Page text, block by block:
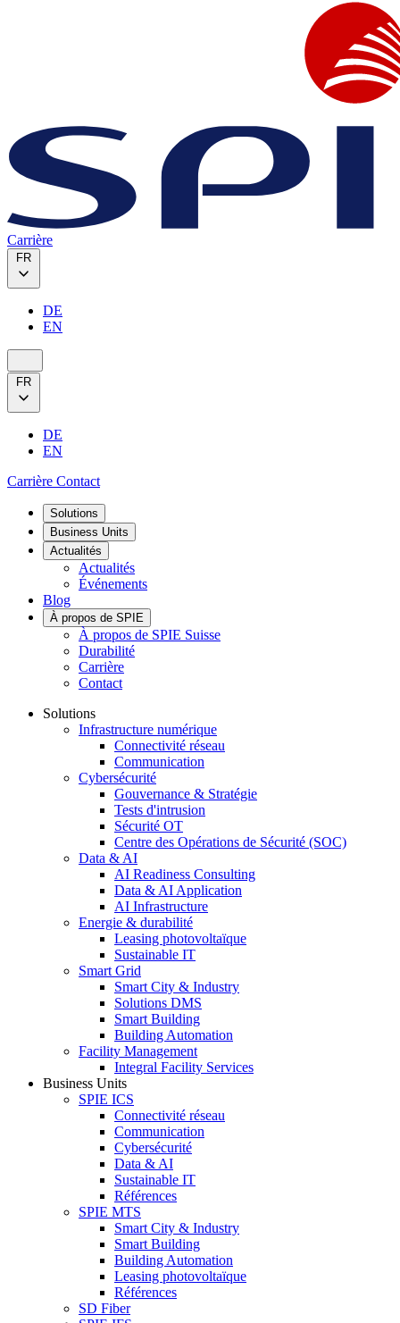
Carrière
FR
DE
EN
FR
DE
EN
Carrière Contact
Solutions
Business Units
Actualités
Actualités
Événements
Blog
À propos de SPIE
À propos de SPIE Suisse
Durabilité
Carrière
Contact
Solutions
Infrastructure numérique
Connectivité réseau
Communication
Cybersécurité
Gouvernance & Stratégie
Tests d'intrusion
Sécurité OT
Centre des Opérations de Sécurité (SOC)
Data & AI
AI Readiness Consulting
Data & AI Application
AI Infrastructure
Energie & durabilité
Leasing photovoltaïque
Sustainable IT
Smart Grid
Smart City & Industry
Solutions DMS
Smart Building
Building Automation
Facility Management
Integral Facility Services
Business Units
SPIE ICS
Connectivité réseau
Communication
Cybersécurité
Data & AI
Sustainable IT
Références
SPIE MTS
Smart City & Industry
Smart Building
Building Automation
Leasing photovoltaïque
Références
SD Fiber